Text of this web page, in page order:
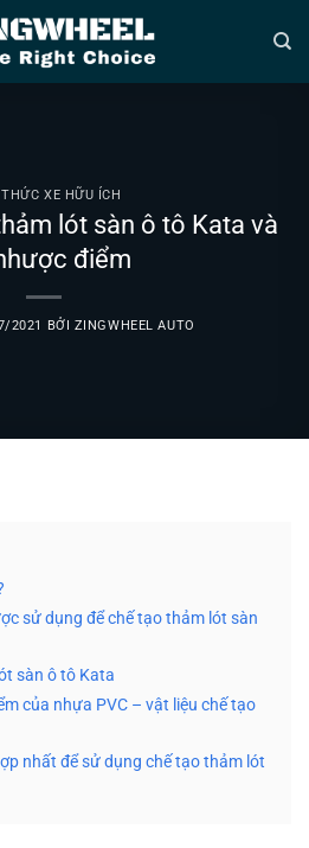
XE HỮU ÍCH
lót sàn ô tô Kata và
điểm
2021 BỞI ZINGWHEEL AUTO
sử dụng để chế tạo thảm lót sàn
sàn ô tô Kata
của nhựa PVC – vật liệu chế tạo
nhất để sử dụng chế tạo thảm lót